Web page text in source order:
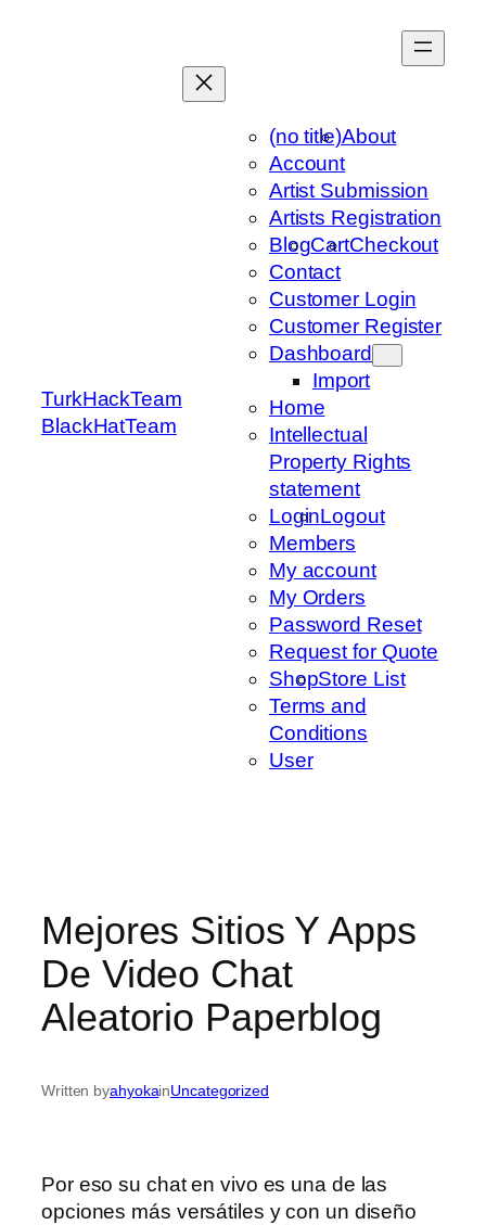
TurkHackTeam
BlackHatTeam
(no title)About
Account
Artist Submission
Artists Registration
BlogCartCheckout
Contact
Customer Login
Customer Register
Dashboard
Import
Home
Intellectual
Property Rights
statement
LoginLogout
Members
My account
My Orders
Password Reset
Request for Quote
ShopStore List
Terms and
Conditions
User
Mejores Sitios Y Apps
De Video Chat
Aleatorio Paperblog
Written byahyokainUncategorized
Por eso su chat en vivo es una de las
opciones más versátiles y con un diseño